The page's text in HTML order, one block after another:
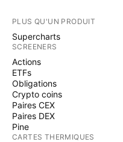
PLUS QU'UN PRODUIT
Supercharts
SCREENERS
Actions
ETFs
Obligations
Crypto coins
Paires CEX
Paires DEX
Pine
CARTES THERMIQUES